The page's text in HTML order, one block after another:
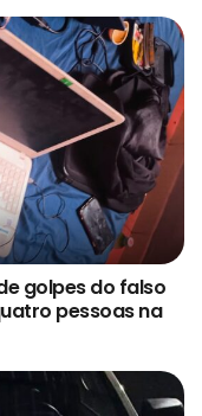
golpes do falso
pessoas na